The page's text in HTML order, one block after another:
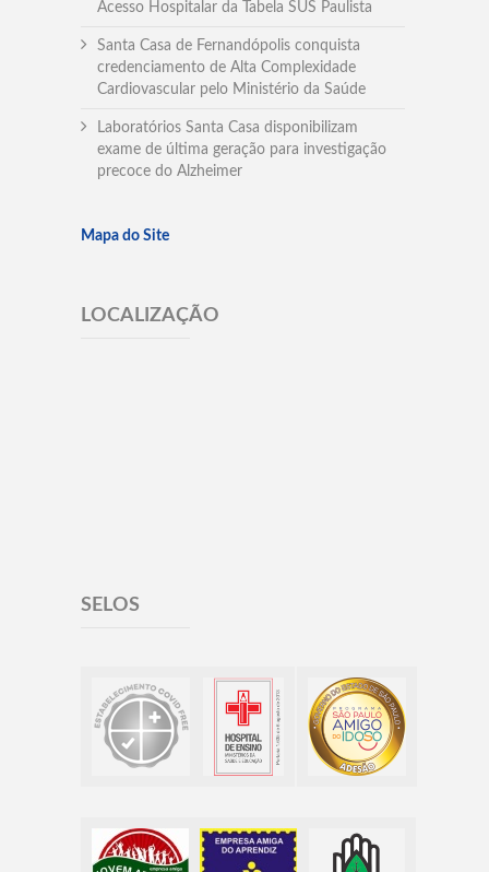
Acesso Hospitalar da Tabela SUS Paulista
Santa Casa de Fernandópolis conquista
credenciamento de Alta Complexidade
Cardiovascular pelo Ministério da Saúde
Laboratórios Santa Casa disponibilizam
exame de última geração para investigação
precoce do Alzheimer
Mapa do Site
LOCALIZAÇÃO
SELOS